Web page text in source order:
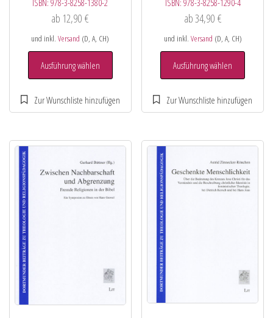
ab 12,90€
und inkl.Versand (D, A, CH)
Ausführung wählen
ab34,90 €
und inkl. Versand (D, A, CH)
Ausführung wählen